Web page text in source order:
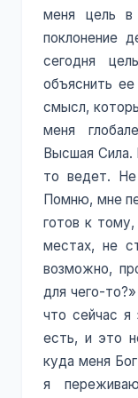
меня цель
поклонение
сегодня
объяснить
смысл,
меня
Высшая Сила.
то ведет.
Помню, мне
готов к
местах, не
возможно,
для чего-
что сейчас
есть, и это
куда меня
я